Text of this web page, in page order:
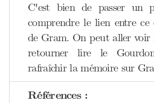
C'est bien de passer un
comprendre le lien entre
de Gram. On peut aller voir
retourner lire le
rafraîchir la mémoire sur
Références :